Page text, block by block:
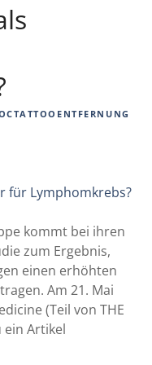
kommt bei ihren
zum Ergebnis,
einen erhöhten
Am 21. Mai
(Teil von THE
ein Artikel